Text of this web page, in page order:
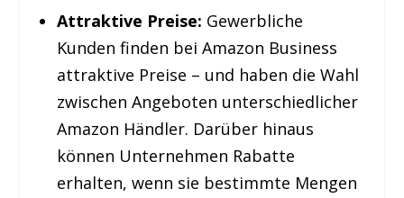
Attraktive Preise: Gewerbliche
Kunden finden bei Amazon Business
attraktive Preise – und haben die Wahl
zwischen Angeboten unterschiedlicher
Amazon Händler. Darüber hinaus
können Unternehmen Rabatte
erhalten, wenn sie bestimmte Mengen